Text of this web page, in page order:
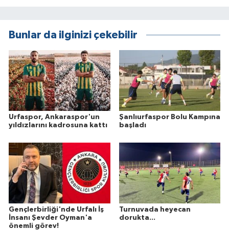
Bunlar da ilginizi çekebilir
Urfaspor, Ankaraspor'un
yıldızlarını kadrosuna kattı
Şanlıurfaspor Bolu Kampına
başladı
Gençlerbirliği'nde Urfalı İş
İnsanı Şevder Oyman'a
önemli görev!
Turnuvada heyecan
dorukta...